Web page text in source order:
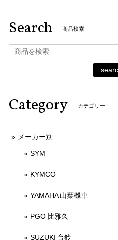
Search 商品検索
Category カテゴリー
メーカー別
SYM
KYMCO
YAMAHA 山葉機車
PGO 比雅久
SUZUKI 台鈴